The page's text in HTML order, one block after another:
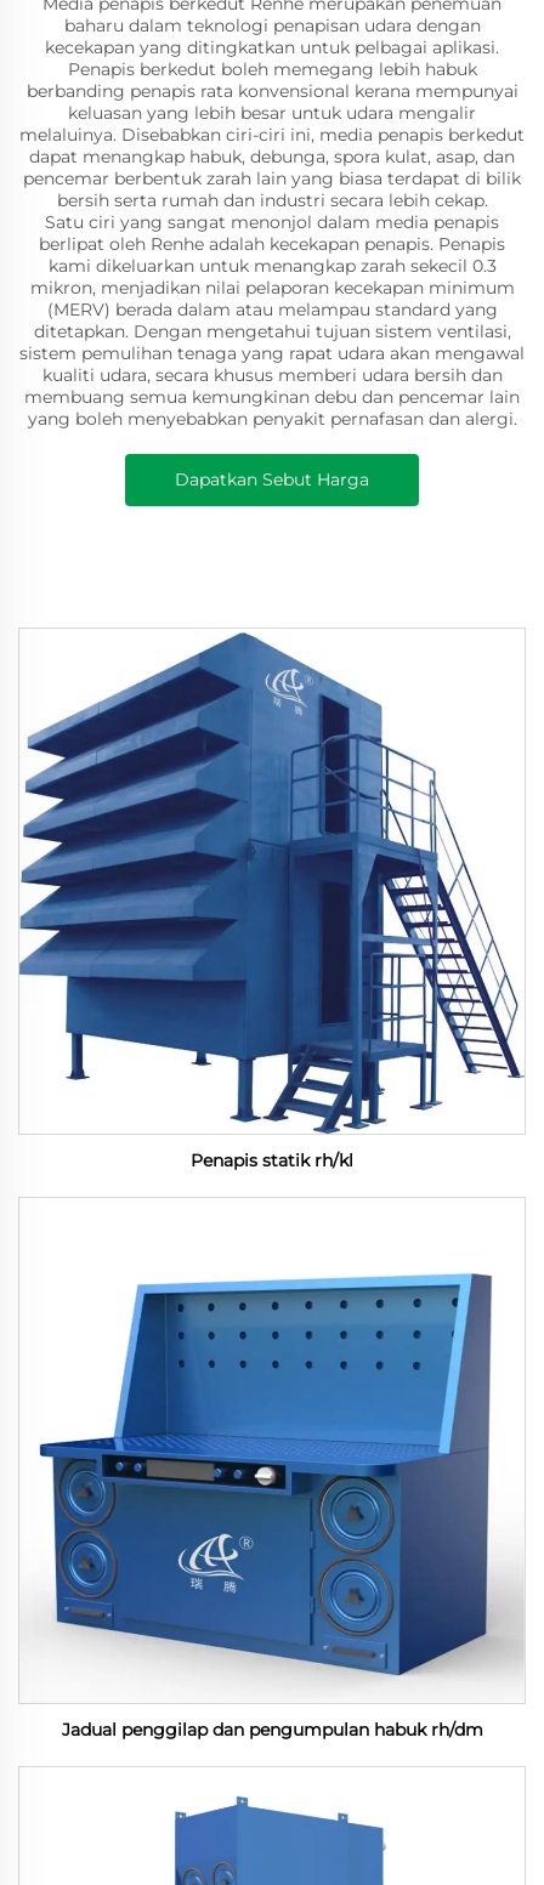
baharu dalam teknologi penapisan udara dengan
kecekapan yang ditingkatkan untuk pelbagai aplikasi.
Penapis berkedut boleh memegang lebih habuk
berbanding penapis rata konvensional kerana mempunyai
keluasan yang lebih besar untuk udara mengalir
melaluinya. Disebabkan ciri-ciri ini, media penapis berkedut
dapat menangkap habuk, debunga, spora kulat, asap, dan
pencemar berbentuk zarah lain yang biasa terdapat di bilik
bersih serta rumah dan industri secara lebih cekap.
Satu ciri yang sangat menonjol dalam media penapis
berlipat oleh Renhe adalah kecekapan penapis. Penapis
kami dikeluarkan untuk menangkap zarah sekecil 0.3
mikron, menjadikan nilai pelaporan kecekapan minimum
(MERV) berada dalam atau melampau standard yang
ditetapkan. Dengan mengetahui tujuan sistem ventilasi,
sistem pemulihan tenaga yang rapat udara akan mengawal
kualiti udara, secara khusus memberi udara bersih dan
membuang semua kemungkinan debu dan pencemar lain
yang boleh menyebabkan penyakit pernafasan dan alergi.
Dapatkan Sebut Harga
Penapis statik rh/kl
Jadual penggilap dan pengumpulan habuk rh/dm